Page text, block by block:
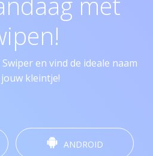
en vind de ideale naam
kleintje!
ANDROID